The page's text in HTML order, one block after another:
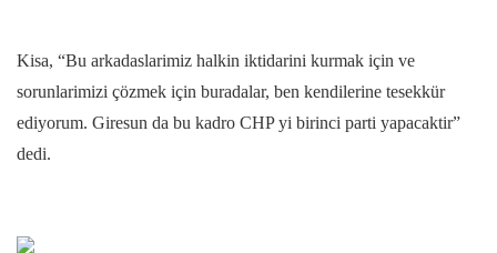
Kisa, “Bu arkadaslarimiz halkin iktidarini kurmak için ve
sorunlarimizi çözmek için buradalar, ben kendilerine tesekkür
ediyorum. Giresun da bu kadro CHP yi birinci parti yapacaktir”
dedi.